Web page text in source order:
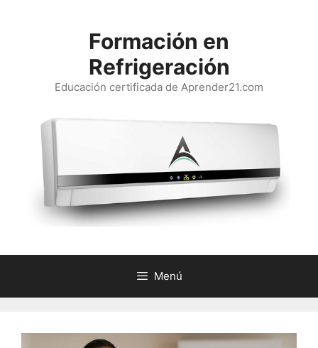
Formación en
Refrigeración
Educación certificada de Aprender21.com
Menú